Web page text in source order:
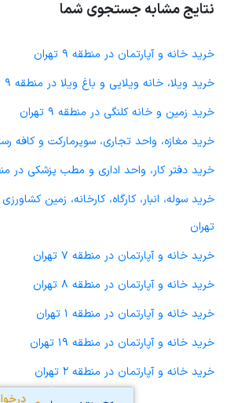
نتایج مشابه جستجوی شما
خرید خانه و آپارتمان در منطقه 9 تهران
خرید ویلا، خانه ویلایی و باغ ویلا در منطقه 9 تهران
خرید زمین و خانه کلنگی در منطقه 9 تهران
خرید مغازه، واحد تجاری، سوپرمارکت و کافه
خرید دفتر کار، واحد اداری و مطب پزشکی در منطقه 9
تهران
خرید خانه و آپارتمان در منطقه 7 تهران
خرید خانه و آپارتمان در منطقه 8 تهران
خرید خانه و آپارتمان در منطقه 1 تهران
خرید خانه و آپارتمان در منطقه 19 تهران
خرید خانه و آپارتمان در منطقه 2 تهران